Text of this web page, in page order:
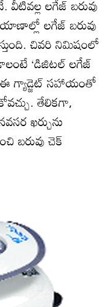
లగేజ్‌ బరువు
లగేజ్‌ బరువు
చివరి నిమిషంలో
‘డిజిటల్‌ లగేజ్‌
ఈ గ్యాడ్జెట్‌ సహాయంతో
తేలికగా,
ఖర్చును
బరువు చెక్‌